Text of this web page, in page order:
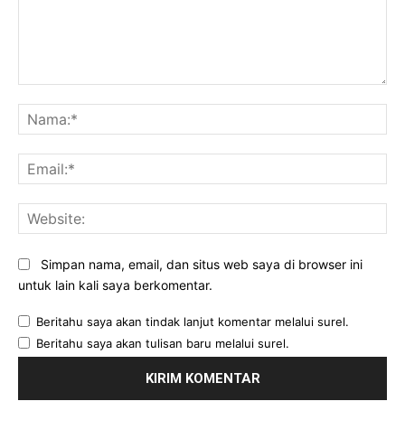
Simpan nama, email, dan situs web saya di browser ini
untuk lain kali saya berkomentar.
Beritahu saya akan tindak lanjut komentar melalui surel.
Beritahu saya akan tulisan baru melalui surel.